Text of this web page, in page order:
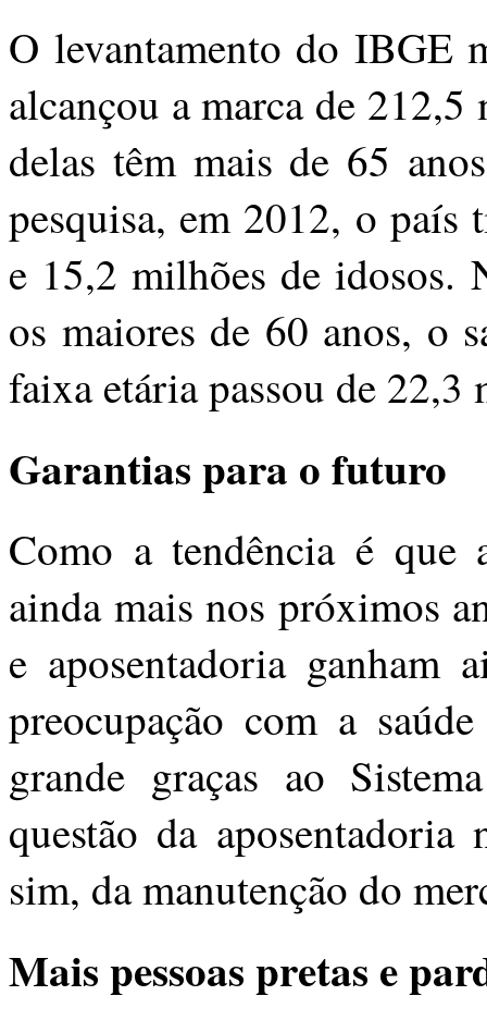
O levantamento do IBGE
alcançou a marca de
delas têm mais de 65
pesquisa, em 2012, o país
e 15,2 milhões de idosos.
os maiores de 60 anos, o
faixa etária passou de
Garantias para o futuro
Como a tendência é que
ainda mais nos próximos
e aposentadoria ganham
preocupação com a
grande graças ao
questão da aposentadoria
sim, da manutenção do
Mais pessoas pretas e